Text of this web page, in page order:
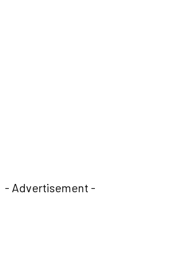
- Advertisement -